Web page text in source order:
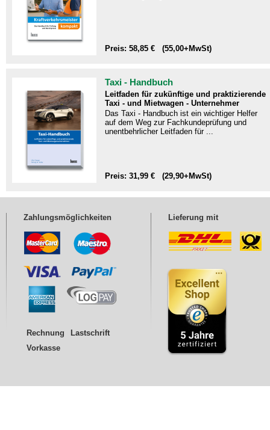
Preis: 58,85 € (55,00+MwSt)
Taxi - Handbuch
Leitfaden für zukünftige und praktizierende
Taxi - und Mietwagen - Unternehmer
Das Taxi - Handbuch ist ein wichtiger Helfer
auf dem Weg zur Fachkundeprüfung und
unentbehrlicher Leitfaden für ...
Preis: 31,99 € (29,90+MwSt)
Zahlungsmöglichkeiten
Rechnung
Lastschrift
Vorkasse
Lieferung mit